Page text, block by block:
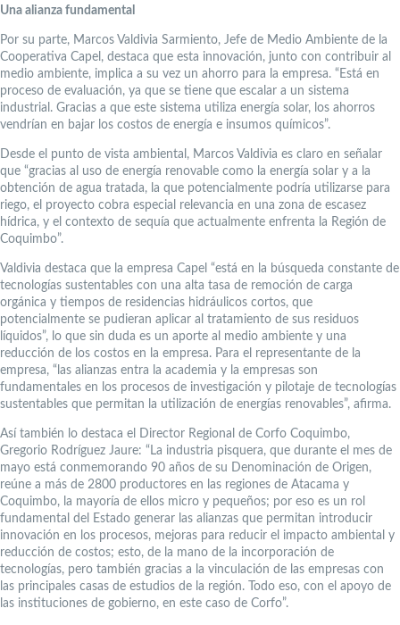
Una alianza fundamental
Por su parte, Marcos Valdivia Sarmiento, Jefe de Medio Ambiente de la
Cooperativa Capel, destaca que esta innovación, junto con contribuir al
medio ambiente, implica a su vez un ahorro para la empresa. “Está en
proceso de evaluación, ya que se tiene que escalar a un sistema
industrial. Gracias a que este sistema utiliza energía solar, los ahorros
vendrían en bajar los costos de energía e insumos químicos”.
Desde el punto de vista ambiental, Marcos Valdivia es claro en señalar
que “gracias al uso de energía renovable como la energía solar y a la
obtención de agua tratada, la que potencialmente podría utilizarse para
riego, el proyecto cobra especial relevancia en una zona de escasez
hídrica, y el contexto de sequía que actualmente enfrenta la Región de
Coquimbo”.
Valdivia destaca que la empresa Capel “está en la búsqueda constante de
tecnologías sustentables con una alta tasa de remoción de carga
orgánica y tiempos de residencias hidráulicos cortos, que
potencialmente se pudieran aplicar al tratamiento de sus residuos
líquidos”, lo que sin duda es un aporte al medio ambiente y una
reducción de los costos en la empresa. Para el representante de la
empresa, “las alianzas entra la academia y la empresas son
fundamentales en los procesos de investigación y pilotaje de tecnologías
sustentables que permitan la utilización de energías renovables”, afirma.
Así también lo destaca el Director Regional de Corfo Coquimbo,
Gregorio Rodríguez Jaure: “La industria pisquera, que durante el mes de
mayo está conmemorando 90 años de su Denominación de Origen,
reúne a más de 2800 productores en las regiones de Atacama y
Coquimbo, la mayoría de ellos micro y pequeños; por eso es un rol
fundamental del Estado generar las alianzas que permitan introducir
innovación en los procesos, mejoras para reducir el impacto ambiental y
reducción de costos; esto, de la mano de la incorporación de
tecnologías, pero también gracias a la vinculación de las empresas con
las principales casas de estudios de la región. Todo eso, con el apoyo de
las instituciones de gobierno, en este caso de Corfo”.